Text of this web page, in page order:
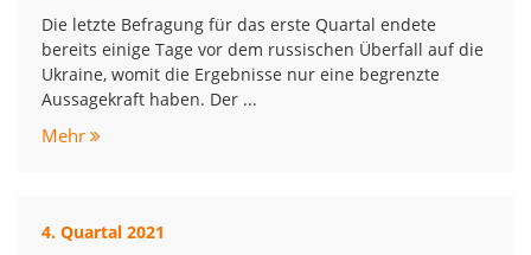
Die letzte Befragung für das erste Quartal endete
bereits einige Tage vor dem russischen Überfall auf die
Ukraine, womit die Ergebnisse nur eine begrenzte
Aussagekraft haben. Der ...
Mehr
4. Quartal 2021